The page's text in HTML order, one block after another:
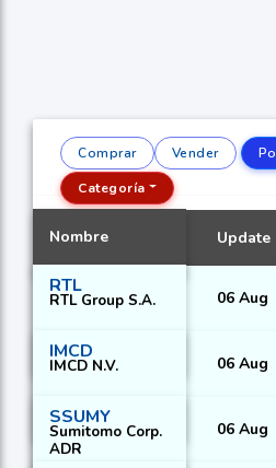
Comprar Vender
Categoría
Nombre Update
RTL
RTL Group S.A. 06 Aug
IMCD
IMCD N.V. 06 Aug
SSUMY
Sumitomo Corp.
ADR
06 Aug